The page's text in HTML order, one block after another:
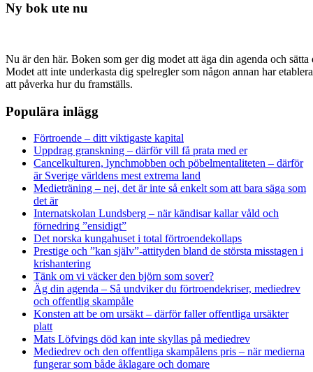
Ny bok ute nu
Nu är den här. Boken som ger dig modet att äga din agenda och
Modet att inte underkasta dig spelregler som någon annan har
att påverka hur du framställs.
Populära inlägg
Förtroende – ditt viktigaste kapital
Uppdrag granskning – därför vill få prata med er
Cancelkulturen, lynchmobben och pöbelmentaliteten – därför
är Sverige världens mest extrema land
Medieträning – nej, det är inte så enkelt som att bara säga som
det är
Internatskolan Lundsberg – när kändisar kallar våld och
förnedring ”ensidigt”
Det norska kungahuset i total förtroendekollaps
Prestige och ”kan själv”-attityden bland de största misstagen i
krishantering
Tänk om vi väcker den björn som sover?
Äg din agenda – Så undviker du förtroendekriser, mediedrev
och offentlig skampåle
Konsten att be om ursäkt – därför faller offentliga ursäkter
platt
Mats Löfvings död kan inte skyllas på mediedrev
Mediedrev och den offentliga skampålens pris – när medierna
fungerar som både åklagare och domare